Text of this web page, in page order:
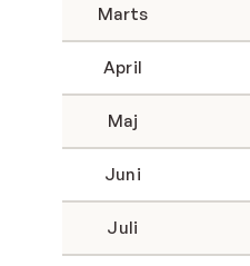
Marts
April
Maj
Juni
Juli